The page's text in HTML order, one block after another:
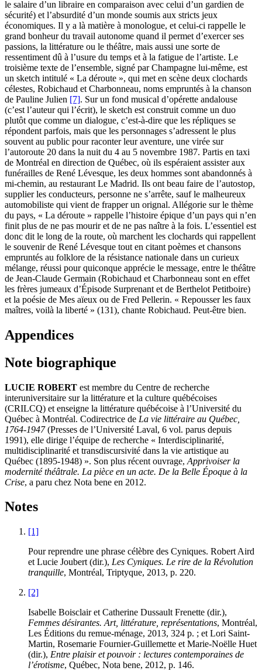
le salaire d’un libraire en comparaison avec celui d’un gardien de
sécurité) et l’absurdité d’un monde soumis aux stricts jeux
économiques. Il y a là matière à monologue, et celui-ci rappelle le
grand bonheur du travail autonome quand il permet d’exercer ses
passions, la littérature ou le théâtre, mais aussi une sorte de
ressentiment dû à l’usure du temps et à la fatigue de l’artiste. Le
troisième texte de l’ensemble, signé par Champagne lui-même, est
un sketch intitulé « La déroute », qui met en scène deux clochards
célestes, Robichaud et Charbonneau, noms empruntés à la chanson
de Pauline Julien [7]. Sur un fond musical d’opérette andalouse
(c’est l’auteur qui l’écrit), le sketch est construit comme un duo
plutôt que comme un dialogue, c’est-à-dire que les répliques se
répondent parfois, mais que les personnages s’adressent le plus
souvent au public pour raconter leur aventure, une virée sur
l’autoroute 20 dans la nuit du 4 au 5 novembre 1987. Partis en taxi
de Montréal en direction de Québec, où ils espéraient assister aux
funérailles de René Lévesque, les deux hommes sont abandonnés à
mi-chemin, au restaurant Le Madrid. Ils ont beau faire de l’autostop,
supplier les conducteurs, personne ne s’arrête, sauf le malheureux
automobiliste qui vient de frapper un orignal. Allégorie sur le thème
du pays, « La déroute » rappelle l’histoire épique d’un pays qui n’en
finit plus de ne pas mourir et de ne pas naître à la fois. L’essentiel est
donc dit le long de la route, où marchent les clochards qui rappellent
le souvenir de René Lévesque tout en citant poèmes et chansons
empruntés au folklore de la résistance nationale dans un curieux
mélange, réussi pour quiconque apprécie le message, entre le théâtre
de Jean-Claude Germain (Robichaud et Charbonneau sont en effet
les frères jumeaux d’Épisode Surprenant et de Berthelot Petitboire)
et la poésie de Mes aïeux ou de Fred Pellerin. « Repousser les faux
maîtres, voilà la liberté » (131), chante Robichaud. Peut-être bien.
Appendices
Note biographique
LUCIE ROBERT est membre du Centre de recherche
interuniversitaire sur la littérature et la culture québécoises
(CRILCQ) et enseigne la littérature québécoise à l’Université du
Québec à Montréal. Codirectrice de La vie littéraire au Québec,
1764-1947(Presses de l’Université Laval, 6 vol. parus depuis
1991), elle dirige l’équipe de recherche « Interdisciplinarité,
multidisciplinarité et transdiscursivité dans la vie artistique au
Québec (1895-1948) ». Son plus récent ouvrage, Apprivoiser la
modernité théâtrale. La pièce en un acte. De la Belle Époque à la
Crise, a paru chez Nota bene en 2012.
Notes
[1]
Pour reprendre une phrase célèbre des Cyniques. Robert Aird
et Lucie Joubert (dir.), Les Cyniques. Le rire de la Révolution
tranquille, Montréal, Triptyque, 2013, p. 220.
[2]
Isabelle Boisclair et Catherine Dussault Frenette (dir.),
Femmes désirantes. Art, littérature, représentations, Montréal,
Les Éditions du remue-ménage, 2013, 324 p. ; et Lori Saint-
Martin, Rosemarie Fournier-Guillemette et Marie-Noëlle Huet
(dir.), Entre plaisir et pouvoir : lectures contemporaines de
l’érotisme, Québec, Nota bene, 2012, p. 146.